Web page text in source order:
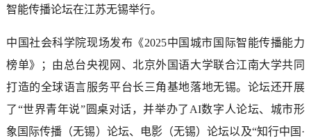
智能传播论坛在江苏无锡举行。
中国社会科学院现场发布《2025中国城市国际智能传播能力
榜单》；由总台央视网、北京外国语大学联合江南大学共同
打造的全球语言服务平台长三角基地落地无锡。论坛还开展
了“世界青年说”圆桌对话，并举办了AI数字人论坛、城市形
象国际传播（无锡）论坛、电影（无锡）论坛以及“知行中国·